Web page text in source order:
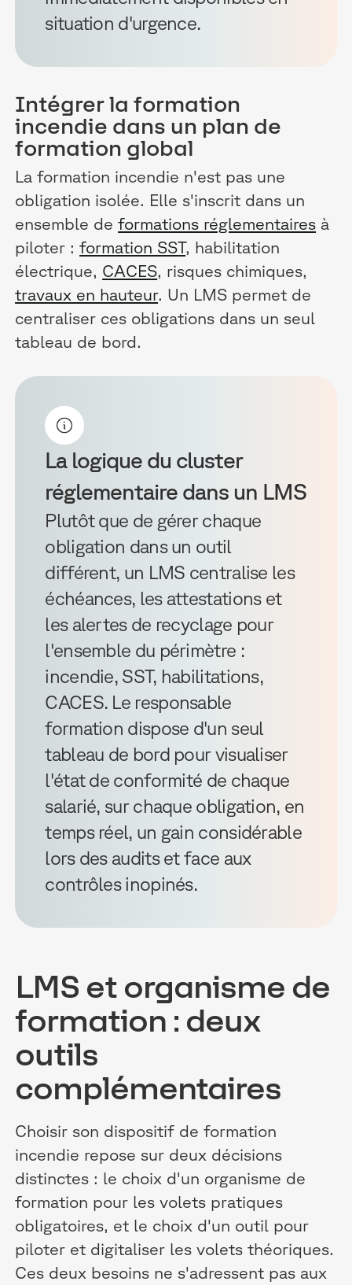
situation d'urgence.
Intégrer la formation
incendie dans un plan de
formation global
La formation incendie n'est pas une
obligation isolée. Elle s'inscrit dans un
ensemble deformations réglementaires à
piloter :formation SST, habilitation
électrique, CACES, risques chimiques,
travaux en hauteur. Un LMS permet de
centraliser ces obligations dans un seul
tableau de bord.
La logique du cluster
réglementaire dans un LMS
Plutôt que de gérer chaque
obligation dans un outil
différent, un LMS centralise les
échéances, les attestations et
les alertes de recyclage pour
l'ensemble du périmètre :
incendie, SST, habilitations,
CACES. Le responsable
formation dispose d'un seul
tableau de bord pour visualiser
l'état de conformité de chaque
salarié, sur chaque obligation, en
temps réel, un gain considérable
lors des audits et face aux
contrôles inopinés.
LMS et organisme de
formation : deux
outils
complémentaires
Choisir son dispositif de formation
incendie repose sur deux décisions
distinctes : le choix d'un organisme de
formation pour les volets pratiques
obligatoires, et le choix d'un outil pour
piloter et digitaliser les volets théoriques.
Ces deux besoins ne s'adressent pas aux